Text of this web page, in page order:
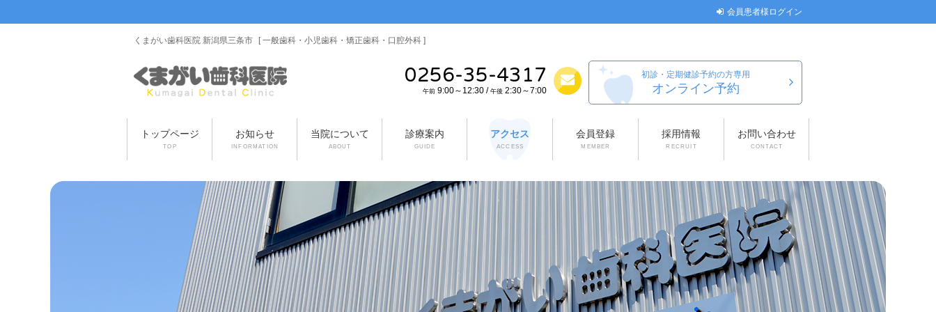
会員患者様ログイン
くまがい歯科医院 新潟県三条市 [ 一般歯科・小児歯科・矯正歯科・口腔外科 ]
0256-35-4317
午前 9:00～12:30 /午後 2:30～7:00
初診・定期健診予約の方専用
オンライン予約
トップページ
TOP
お知らせ
INFORMATION
当院について
ABOUT
診療案内
GUIDE
アクセス
ACCESS
会員登録
MEMBER
採用情報
RECRUIT
お問い合わせ
CONTACT